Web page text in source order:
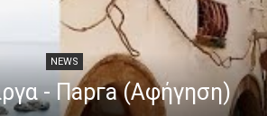
NEWS
- Парга (Αφήγηση)